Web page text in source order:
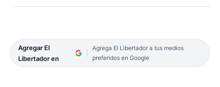
Agregar El
Libertador en
Agrega El Libertador a tus medios
preferidos en Google